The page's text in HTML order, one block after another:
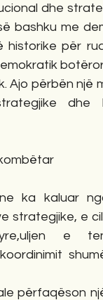
dhe
bashku me
historike për
Ajo përbën një
dhe
ka kaluar
strategjike, e
e
përfaqëson